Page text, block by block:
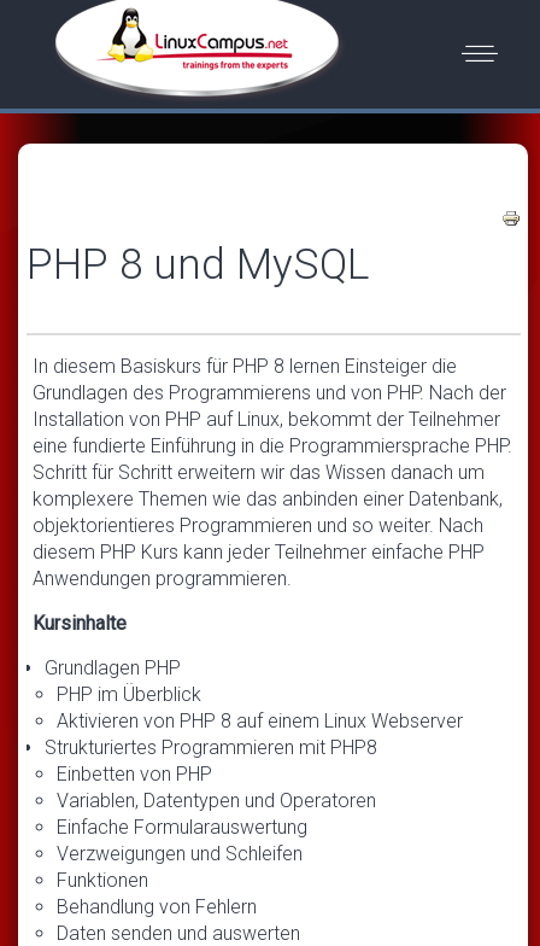
PHP 8 und MySQL
In diesem Basiskurs für PHP 8 lernen Einsteiger die
Grundlagen des Programmierens und von PHP. Nach der
Installation von PHP auf Linux, bekommt der Teilnehmer
eine fundierte Einführung in die Programmiersprache PHP.
Schritt für Schritt erweitern wir das Wissen danach um
komplexere Themen wie das anbinden einer Datenbank,
objektorientieres Programmieren und so weiter. Nach
diesem PHP Kurs kann jeder Teilnehmer einfache PHP
Anwendungen programmieren.
Kursinhalte
Grundlagen PHP
PHP im Überblick
Aktivieren von PHP 8 auf einem Linux Webserver
Strukturiertes Programmieren mit PHP8
Einbetten von PHP
Variablen, Datentypen und Operatoren
Einfache Formularauswertung
Verzweigungen und Schleifen
Funktionen
Behandlung von Fehlern
Daten senden und auswerten